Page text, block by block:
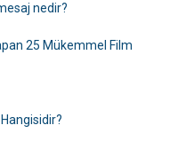
nedir?
25 Mükemmel Film